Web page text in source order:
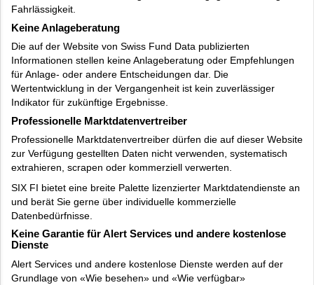
Fahrlässigkeit.
Keine Anlageberatung
Die auf der Website von Swiss Fund Data publizierten
Informationen stellen keine Anlageberatung oder Empfehlungen
für Anlage- oder andere Entscheidungen dar. Die
Wertentwicklung in der Vergangenheit ist kein zuverlässiger
Indikator für zukünftige Ergebnisse.
Professionelle Marktdatenvertreiber
Professionelle Marktdatenvertreiber dürfen die auf dieser Website
zur Verfügung gestellten Daten nicht verwenden, systematisch
extrahieren, scrapen oder kommerziell verwerten.
SIX FI bietet eine breite Palette lizenzierter Marktdatendienste an
und berät Sie gerne über individuelle kommerzielle
Datenbedürfnisse.
Keine Garantie für Alert Services und andere kostenlose
Dienste
Alert Services und andere kostenlose Dienste werden auf der
Grundlage von «Wie besehen» und «Wie verfügbar»